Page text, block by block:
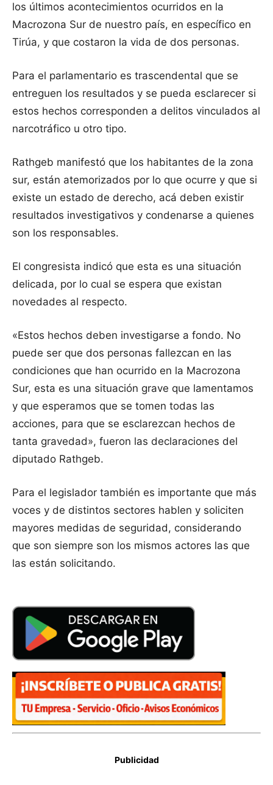
los últimos acontecimientos ocurridos en la
Macrozona Sur de nuestro país, en específico en
Tirúa, y que costaron la vida de dos personas.
Para el parlamentario es trascendental que se
entreguen los resultados y se pueda esclarecer si
estos hechos corresponden a delitos vinculados al
narcotráfico u otro tipo.
Rathgeb manifestó que los habitantes de la zona
sur, están atemorizados por lo que ocurre y que si
existe un estado de derecho, acá deben existir
resultados investigativos y condenarse a quienes
son los responsables.
El congresista indicó que esta es una situación
delicada, por lo cual se espera que existan
novedades al respecto.
«Estos hechos deben investigarse a fondo. No
puede ser que dos personas fallezcan en las
condiciones que han ocurrido en la Macrozona
Sur, esta es una situación grave que lamentamos
y que esperamos que se tomen todas las
acciones, para que se esclarezcan hechos de
tanta gravedad», fueron las declaraciones del
diputado Rathgeb.
Para el legislador también es importante que más
voces y de distintos sectores hablen y soliciten
mayores medidas de seguridad, considerando
que son siempre son los mismos actores las que
las están solicitando.
Publicidad